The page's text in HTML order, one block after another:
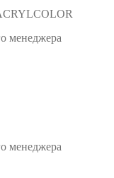
менеджера
менеджера